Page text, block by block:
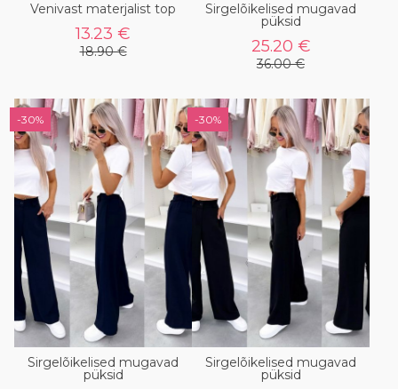
Venivast materjalist top
13.23 €
18.90 €
Sirgelõikelised mugavad
püksid
25.20 €
36.00 €
-30%
Sirgelõikelised mugavad
püksid
-30%
Sirgelõikelised mugavad
püksid